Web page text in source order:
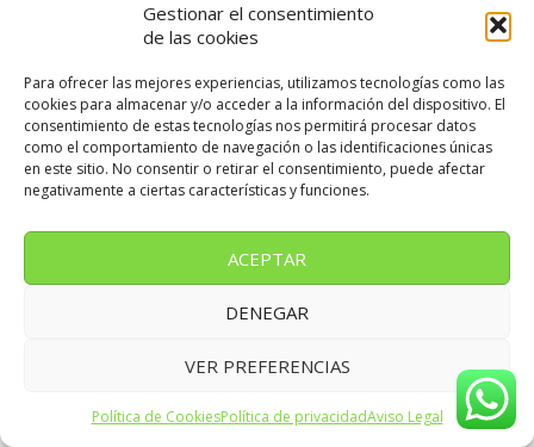
Gestionar el consentimiento
de las cookies
Para ofrecer las mejores experiencias, utilizamos tecnologías como las
cookies para almacenar y/o acceder a la información del dispositivo. El
consentimiento de estas tecnologías nos permitirá procesar datos
como el comportamiento de navegación o las identificaciones únicas
en este sitio. No consentir o retirar el consentimiento, puede afectar
negativamente a ciertas características y funciones.
ACEPTAR
DENEGAR
VER PREFERENCIAS
Política de CookiesPolítica de privacidadAviso Legal
En algunos casos sí. Puede añadirse iluminación exterior o
buenas condiciones y permita realizar la adaptación con
seguridad.
¿Puede reproducirse cualquier logotipo?
excesivamente finos, los detalles pequeños y los degradados
complejos pueden necesitar ajustes.
Antes de fabricar, conviene preparar el diseño para el material y
¿Cuánto tarda la fabricación?
El plazo depende de las dimensiones, los materiales, la